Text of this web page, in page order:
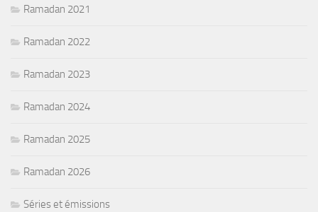
Ramadan 2021
Ramadan 2022
Ramadan 2023
Ramadan 2024
Ramadan 2025
Ramadan 2026
Séries et émissions